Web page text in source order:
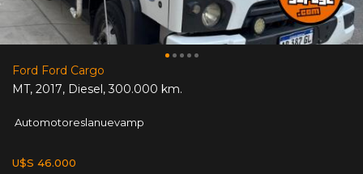
Ford Ford Cargo
MT, 2017, Diesel,300.000 km.
Automotoreslanuevamp
U$S 46.000